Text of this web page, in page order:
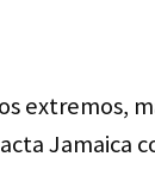
extremos,
Jamaica